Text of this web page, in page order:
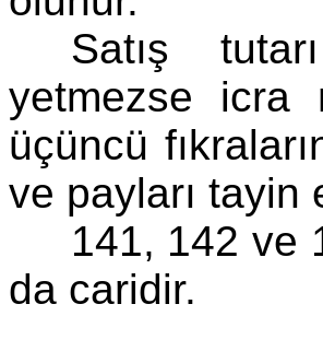
Satış
yetmezse icra
üçüncü
ve payları tayin
141, 142 ve
da caridir.